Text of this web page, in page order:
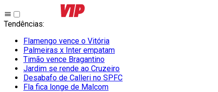
Tendências:
Flamengo vence o Vitória
Palmeiras x Inter empatam
Timão vence Bragantino
Jardim se rende ao Cruzeiro
Desabafo de Calleri no SPFC
Fla fica longe de Malcom